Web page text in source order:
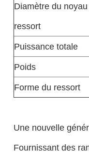
Diamètre du
ressort
Puissance totale
Poids
Forme du ressort
Une nouvelle
Fournissant des